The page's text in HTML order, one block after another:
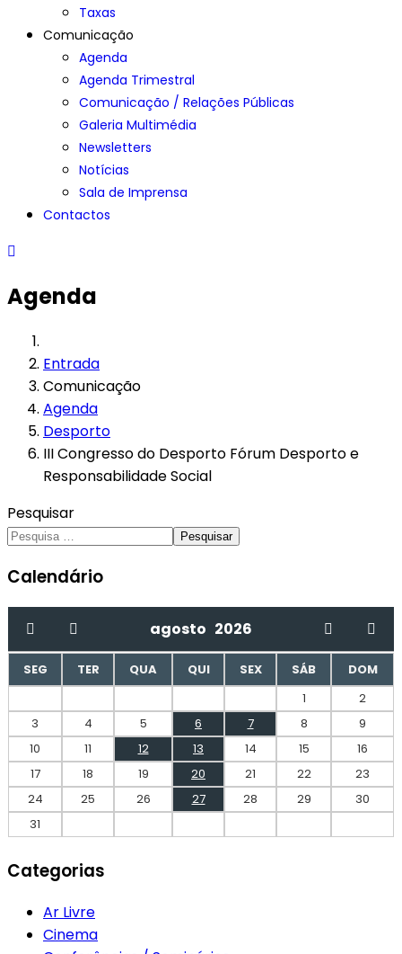
Taxas
Comunicação
Agenda
Agenda Trimestral
Comunicação / Relações Públicas
Galeria Multimédia
Newsletters
Notícias
Sala de Imprensa
Contactos
Agenda
Entrada
Comunicação
Agenda
Desporto
III Congresso do Desporto Fórum Desporto e
Responsabilidade Social
Pesquisar
Pesquisar
Calendário
agosto 2026
SEG TER QUA QUI SEX SÁB
DOM
1
2
3
4 5 6 7 8
9
10
11 12 13 14 15
16
17
18 19 20 21 22
23
24
25 26 27 28 29
30
31
Categorias
Ar Livre
Cinema